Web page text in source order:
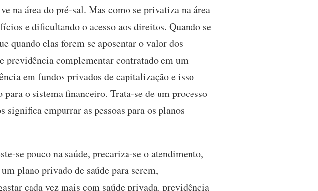
na área do pré-sal. Mas como se privatiza na área
e dificultando o acesso aos direitos. Quando se
quando elas forem se aposentar o valor dos
previdência complementar contratado em um
em fundos privados de capitalização e isso
o sistema financeiro. Trata-se de um processo
empurrar as pessoas para os planos
se pouco na saúde, precariza-se o atendimento,
plano privado de saúde para serem,
cada vez mais com saúde privada, previdência